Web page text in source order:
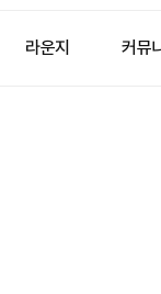
라운지 커뮤